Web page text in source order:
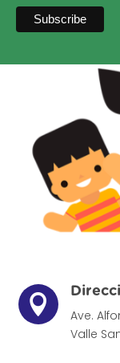

Ave.
Valle